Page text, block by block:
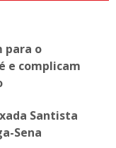
para o
e complicam
Santista
Sena